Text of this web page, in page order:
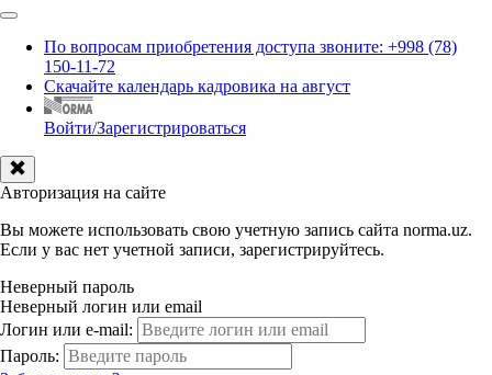
По вопросам приобретения доступа звоните: +998 (78)
150-11-72
Скачайте календарь кадровика на август
Войти/Зарегистрироваться
Авторизация на сайте
Вы можете использовать свою учетную запись сайта norma.uz.
Если у вас нет учетной записи, зарегистрируйтесь.
Неверный пароль
Неверный логин или email
Логин или e-mail:
Пароль: